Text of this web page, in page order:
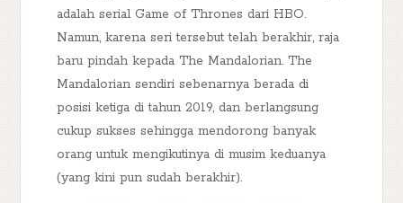
adalah serial Game of Thrones dari HBO.
Namun, karena seri tersebut telah berakhir, raja
baru pindah kepada The Mandalorian. The
Mandalorian sendiri sebenarnya berada di
posisi ketiga di tahun 2019, dan berlangsung
cukup sukses sehingga mendorong banyak
orang untuk mengikutinya di musim keduanya
(yang kini pun sudah berakhir).